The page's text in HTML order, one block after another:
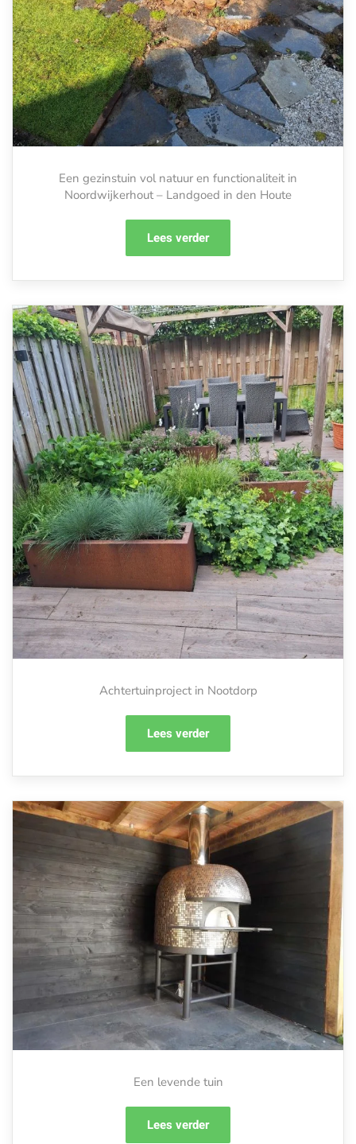
Een gezinstuin vol natuur en functionaliteit in
Noordwijkerhout – Landgoed in den Houte
Lees verder
Achtertuinproject in Nootdorp
Lees verder
Een levende tuin
Lees verder